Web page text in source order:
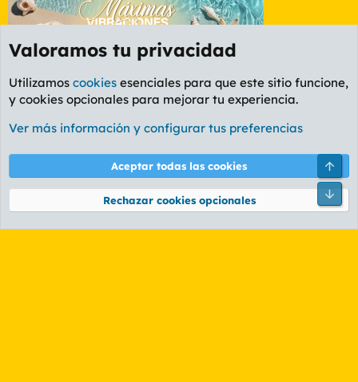
Etiquetas
Cookies
PL OLDSTYLE AMARILLO
Términos y reglas Política de privacidad Ayuda
Community platform by XenForo® © 2010-2026 XenForo Ltd.
Valoramos tu privacidad
Utilizamos cookies esenciales para que este sitio funcione,
y cookies opcionales para mejorar tu experiencia.
Ver más información y configurar tus preferencias
Aceptar todas las cookies
Rechazar cookies opcionales
Pie